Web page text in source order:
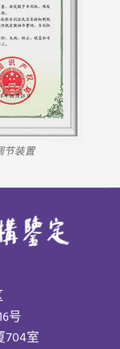
节装置
号
704室